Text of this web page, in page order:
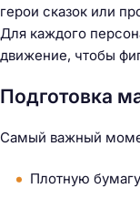
герои сказок или
Для каждого
движение, чтобы
Подготовка
Самый важный
Плотную